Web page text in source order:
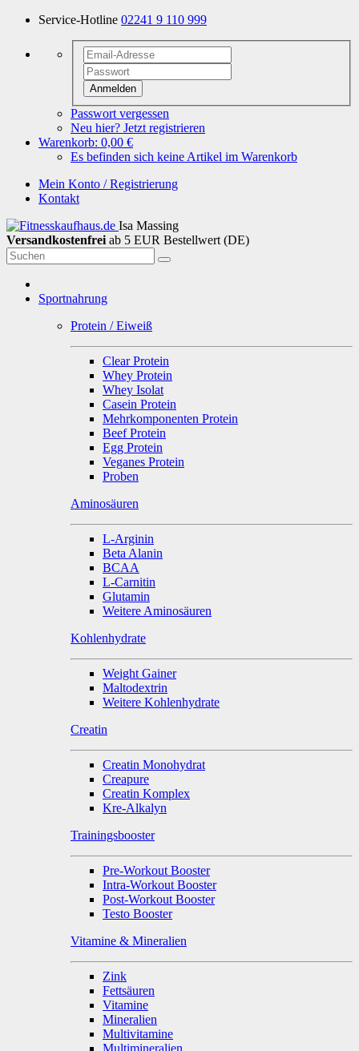
Service-Hotline 02241 9 110 999
Anmelden
Passwort vergessen
Neu hier? Jetzt registrieren
Warenkorb: 0,00 €
Es befinden sich keine Artikel im Warenkorb
Mein Konto / Registrierung
Kontakt
Isa Massing
Versandkostenfrei ab 5 EUR Bestellwert (DE)
Sportnahrung
Protein / Eiweiß
Clear Protein
Whey Protein
Whey Isolat
Casein Protein
Mehrkomponenten Protein
Beef Protein
Egg Protein
Veganes Protein
Proben
Aminosäuren
L-Arginin
Beta Alanin
BCAA
L-Carnitin
Glutamin
Weitere Aminosäuren
Kohlenhydrate
Weight Gainer
Maltodextrin
Weitere Kohlenhydrate
Creatin
Creatin Monohydrat
Creapure
Creatin Komplex
Kre-Alkalyn
Trainingsbooster
Pre-Workout Booster
Intra-Workout Booster
Post-Workout Booster
Testo Booster
Vitamine & Mineralien
Zink
Fettsäuren
Vitamine
Mineralien
Multivitamine
Multimineralien